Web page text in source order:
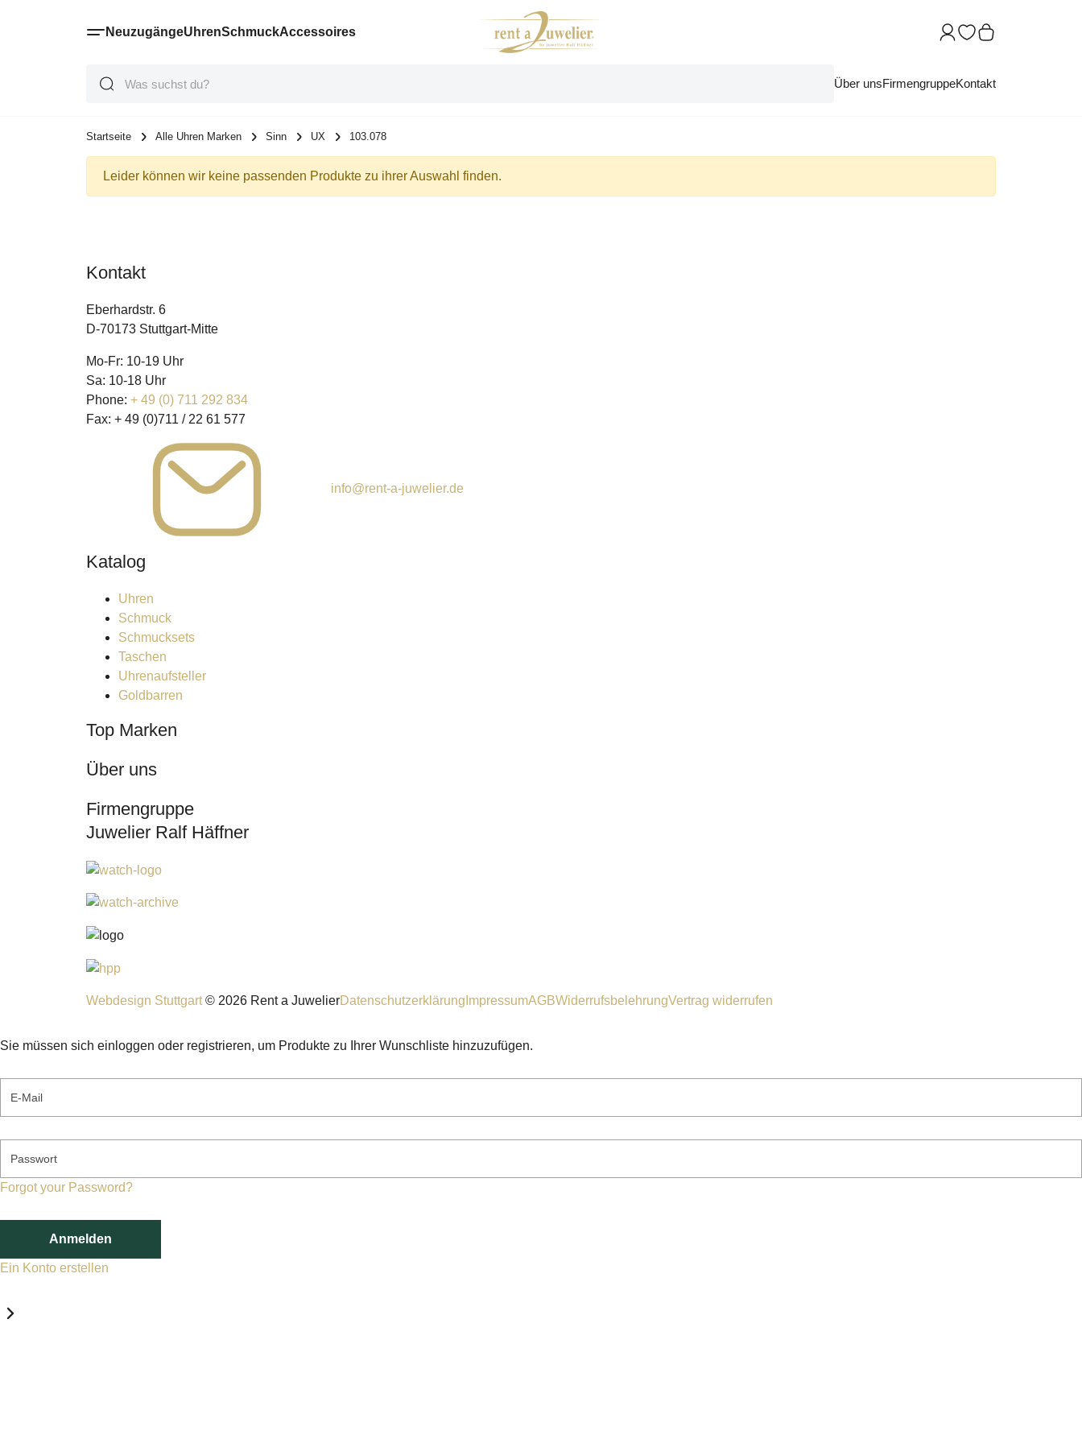
NeuzugängeUhrenSchmuckAccessoires
Über unsFirmengruppeKontakt
Startseite Alle Uhren Marken Sinn UX 103.078
Leider können wir keine passenden Produkte zu ihrer Auswahl finden.
Kontakt
Eberhardstr. 6
D-70173 Stuttgart-Mitte
Mo-Fr: 10-19 Uhr
Sa: 10-18 Uhr
Phone: + 49 (0) 711 292 834
Fax: + 49 (0)711 / 22 61 577
info@rent-a-juwelier.de
Katalog
Uhren
Schmuck
Schmucksets
Taschen
Uhrenaufsteller
Goldbarren
Top Marken
Über uns
Firmengruppe
Juwelier Ralf Häffner
Webdesign Stuttgart © 2026 Rent a JuwelierDatenschutzerklärung ImpressumAGBWiderrufsbelehrungVertrag widerrufen
Sie müssen sich einloggen oder registrieren, um Produkte zu Ihrer Wunschliste hinzuzufügen.
E-Mail
Passwort
Forgot your Password?
Anmelden
Ein Konto erstellen